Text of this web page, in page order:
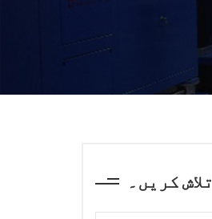
تلاش کریں۔